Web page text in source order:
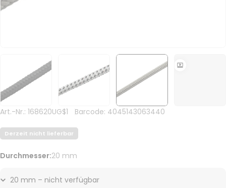
Art.-Nr.: 168620UG$1 Barcode: 4045143063440
Derzeit nicht lieferbar
Durchmesser:20 mm